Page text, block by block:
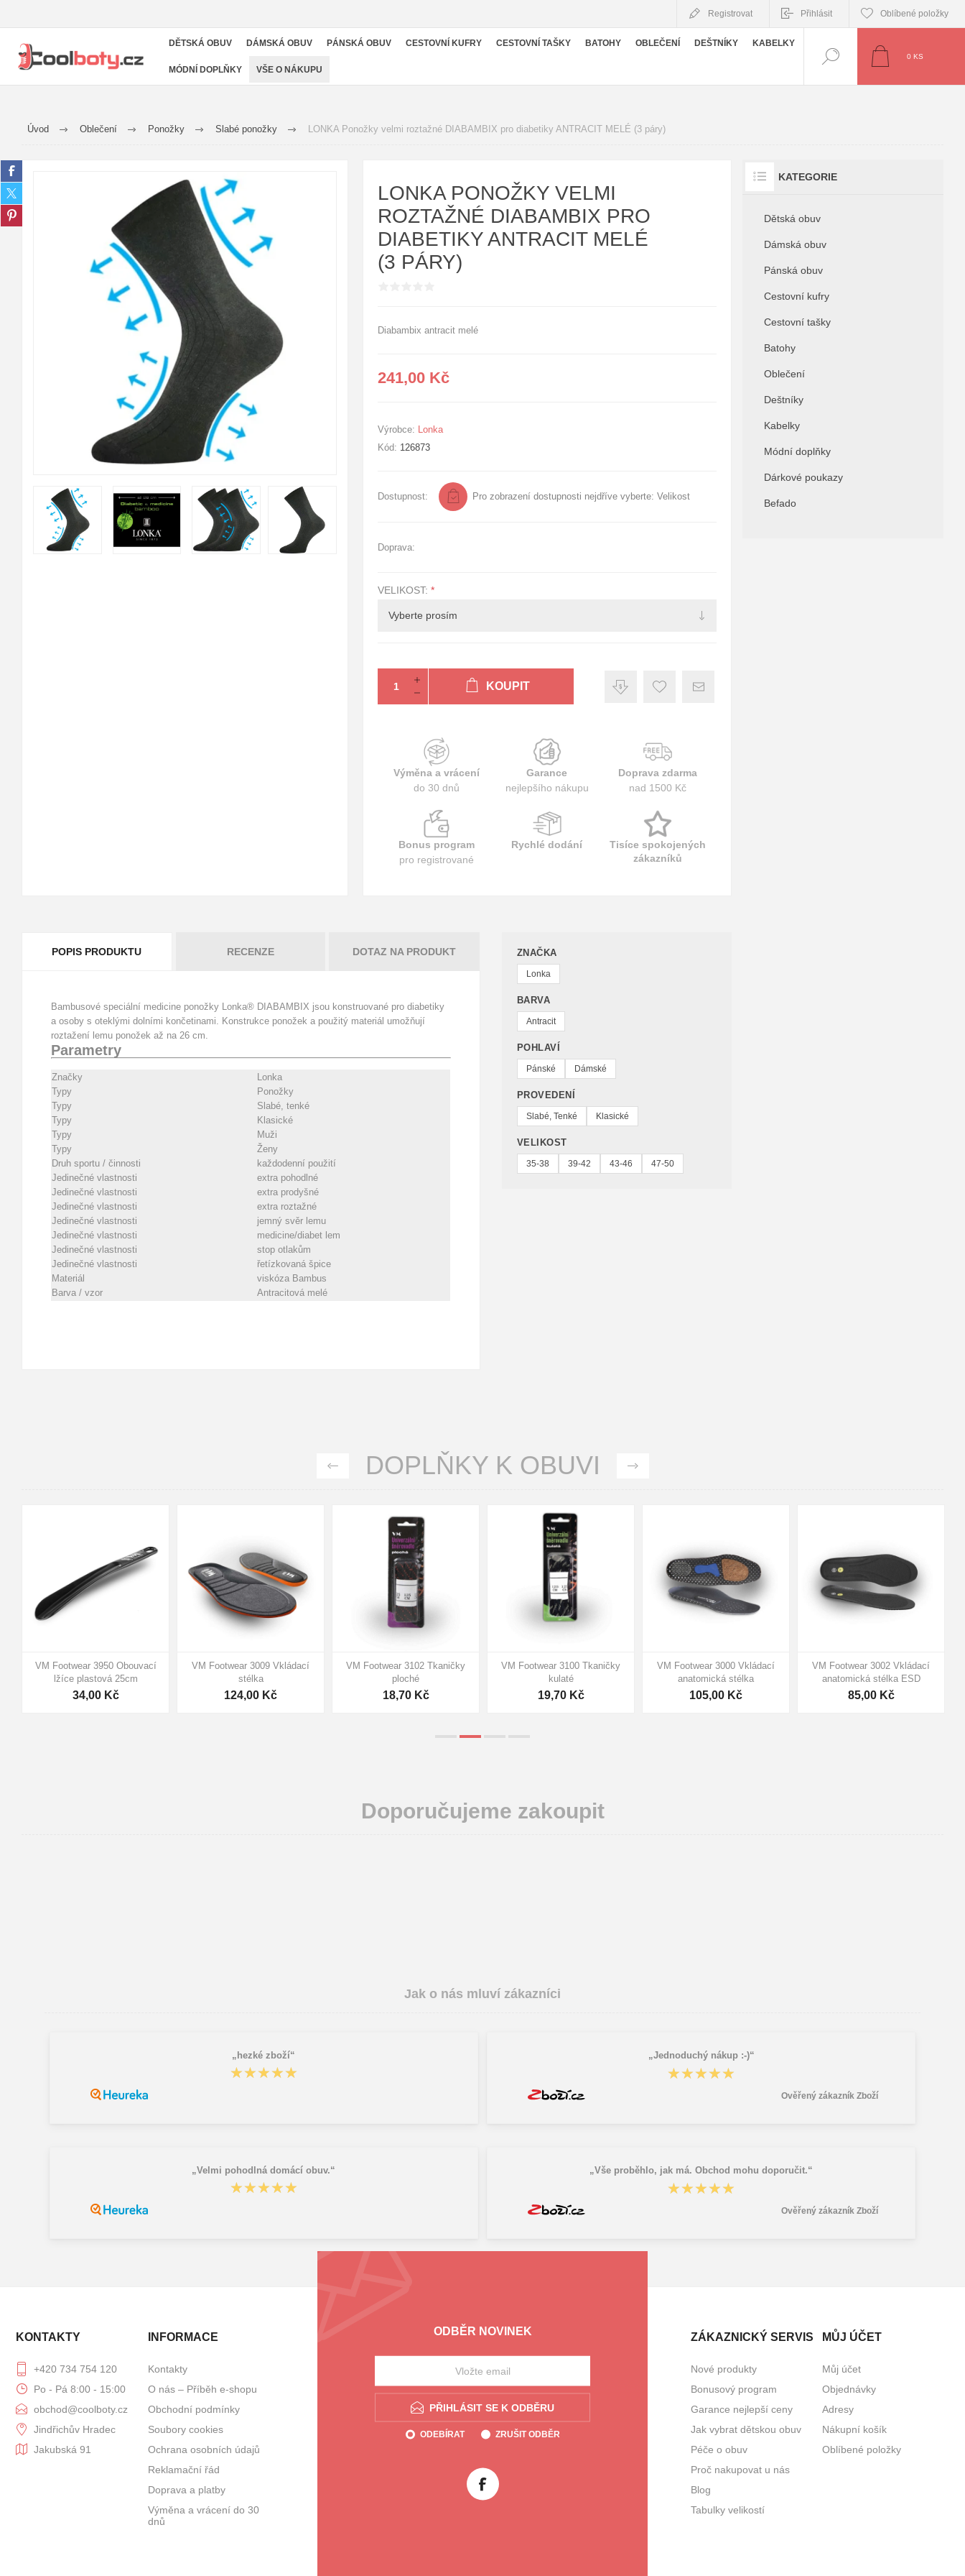
Registrovat Přihlásit Oblíbené položky
DĚTSKÁ OBUV DÁMSKÁ OBUV PÁNSKÁ OBUV CESTOVNÍ KUFRY CESTOVNÍ TAŠKY BATOHY OBLEČENÍ DEŠTNÍKY KABELKY
MÓDNÍ DOPLŇKY VŠE O NÁKUPU
0 KS
Úvod Oblečení Ponožky Slabé ponožky LONKA Ponožky velmi roztažné DIABAMBIX pro diabetiky ANTRACIT MELÉ (3 páry)
LONKA PONOŽKY VELMI
ROZTAŽNÉ DIABAMBIX PRO
DIABETIKY ANTRACIT MELÉ
(3 PÁRY)
Diabambix antracit melé
241,00 Kč
Výrobce: Lonka
Kód: 126873
Dostupnost: Pro zobrazení dostupnosti nejdříve vyberte: Velikost
Doprava:
VELIKOST: *
KOUPIT
Výměna a vrácení
do 30 dnů
Garance
nejlepšího nákupu
Doprava zdarma
nad 1500 Kč
Bonus program
pro registrované
Rychlé dodání
Tisíce spokojených
zákazníků
POPIS PRODUKTU RECENZE DOTAZ NA PRODUKT
Bambusové speciální medicine ponožky Lonka® DIABAMBIX jsou konstruované pro diabetiky
a osoby s oteklými dolními končetinami. Konstrukce ponožek a použitý materiál umožňují
roztažení lemu ponožek až na 26 cm.
Parametry
Značky
Lonka
Typy
Ponožky
Typy
Slabé, tenké
Typy
Klasické
Typy
Muži
Typy
Ženy
Druh sportu / činnosti
každodenní použití
Jedinečné vlastnosti
extra pohodlné
Jedinečné vlastnosti
extra prodyšné
Jedinečné vlastnosti
extra roztažné
Jedinečné vlastnosti
jemný svěr lemu
Jedinečné vlastnosti
medicine/diabet lem
Jedinečné vlastnosti
stop otlakům
Jedinečné vlastnosti
řetízkovaná špice
Materiál
viskóza Bambus
Barva / vzor
Antracitová melé
ZNAČKA
Lonka
BARVA
Antracit
POHLAVÍ
Pánské Dámské
PROVEDENÍ
Slabé, Tenké Klasické
VELIKOST
35-38 39-42 43-46 47-50
KATEGORIE
Dětská obuv
Dámská obuv
Pánská obuv
Cestovní kufry
Cestovní tašky
Batohy
Oblečení
Deštníky
Kabelky
Módní doplňky
Dárkové poukazy
Befado
DOPLŇKY K OBUVI
VM Footwear 3950 Obouvací
lžíce plastová 25cm
34,00 Kč
VM Footwear 3009 Vkládací
stélka
124,00 Kč
VM Footwear 3102 Tkaničky
ploché
18,70 Kč
125cm
VM Footwear 3100 Tkaničky
kulaté
19,70 Kč
125cm
VM Footwear 3000 Vkládací
anatomická stélka
105,00 Kč
VM Footwear 3002 Vkládací
anatomická stélka ESD
85,00 Kč
Doporučujeme zakoupit
Jak o nás mluví zákazníci
„hezké zboží“
★★★★★
★★★★★
„Jednoduchý nákup :-)“
★★★★★
★★★★★
Ověřený zákazník Zboží
„Velmi pohodlná domácí obuv.“
★★★★★
★★★★★
„Vše proběhlo, jak má. Obchod mohu doporučit.“
★★★★★
★★★★★
Ověřený zákazník Zboží
ODBĚR NOVINEK
PŘIHLÁSIT SE K ODBĚRU
ODEBÍRAT ZRUŠIT ODBĚR
KONTAKTY
+420 734 754 120
Po - Pá 8:00 - 15:00
obchod@coolboty.cz
Jindřichův Hradec
Jakubská 91
INFORMACE
Kontakty
O nás – Příběh e-shopu
Obchodní podmínky
Soubory cookies
Ochrana osobních údajů
Reklamační řád
Doprava a platby
Výměna a vrácení do 30
dnů
ZÁKAZNICKÝ SERVIS
Nové produkty
Bonusový program
Garance nejlepší ceny
Jak vybrat dětskou obuv
Péče o obuv
Proč nakupovat u nás
Blog
Tabulky velikostí
MŮJ ÚČET
Můj účet
Objednávky
Adresy
Nákupní košík
Oblíbené položky